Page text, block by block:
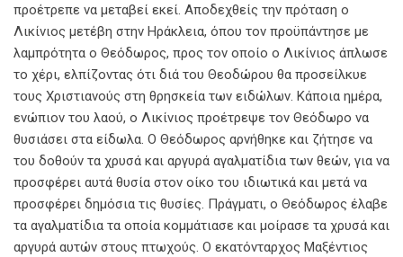
προέτρεπε να μεταβεί εκεί. Αποδεχθείς την πρόταση ο
Λικίνιος μετέβη στην Ηράκλεια, όπου τον προϋπάντησε με
λαμπρότητα ο Θεόδωρος, προς τον οποίο ο Λικίνιος άπλωσε
το χέρι, ελπίζοντας ότι διά του Θεοδώρου θα προσείλκυε
τους Χριστιανούς στη θρησκεία των ειδώλων. Κάποια ημέρα,
ενώπιον του λαού, ο Λικίνιος προέτρεψε τον Θεόδωρο να
θυσιάσει στα είδωλα. Ο Θεόδωρος αρνήθηκε και ζήτησε να
του δοθούν τα χρυσά και αργυρά αγαλματίδια των θεών, για να
προσφέρει αυτά θυσία στον οίκο του ιδιωτικά και μετά να
προσφέρει δημόσια τις θυσίες. Πράγματι, ο Θεόδωρος έλαβε
τα αγαλματίδια τα οποία κομμάτιασε και μοίρασε τα χρυσά και
αργυρά αυτών στους πτωχούς. Ο εκατόνταρχος Μαξέντιος